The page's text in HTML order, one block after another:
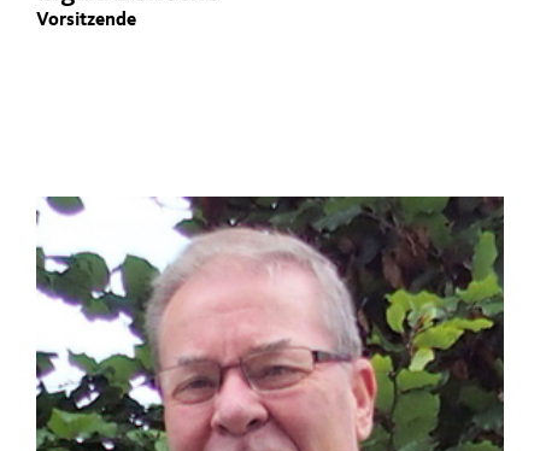
Vorsitzende